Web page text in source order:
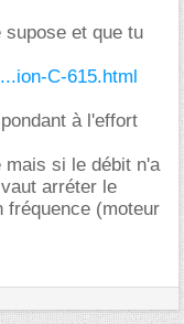
et que tu
C-615.html
à l'effort
mais si le débit n'a
arréter le
fréquence (moteur